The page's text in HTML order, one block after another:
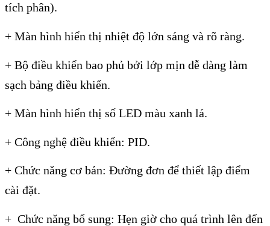
tích phân).
+ Màn hình hiển thị nhiệt độ lớn sáng và rõ ràng.
+ Bộ điều khiển bao phủ bởi lớp mịn dễ dàng làm
sạch bảng điều khiển.
+ Màn hình hiển thị số LED màu xanh lá.
+ Công nghệ điều khiển: PID.
+ Chức năng cơ bản: Đường đơn để thiết lập điểm
cài đặt.
+ Chức năng bổ sung: Hẹn giờ cho quá trình lên đến